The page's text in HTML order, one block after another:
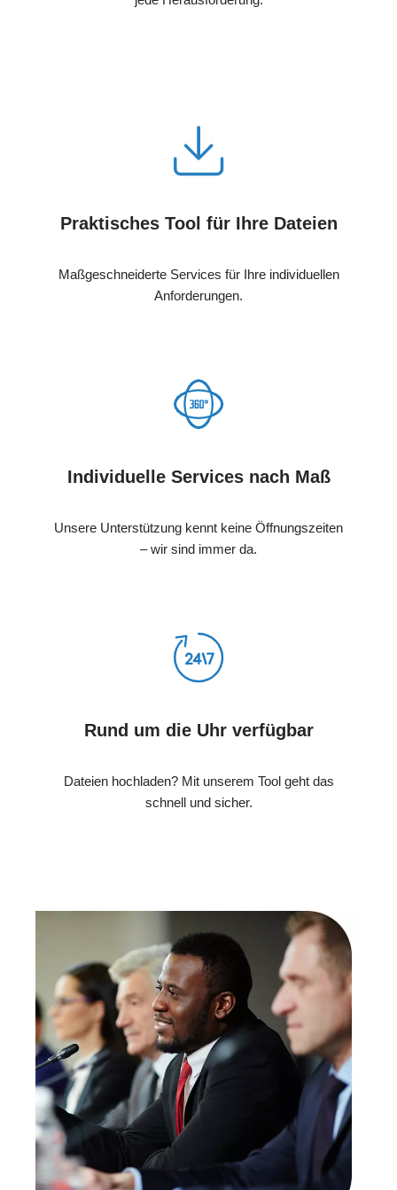
Praktisches Tool für Ihre Dateien
Maßgeschneiderte Services für Ihre individuellen
Anforderungen.
Individuelle Services nach Maß
Unsere Unterstützung kennt keine Öffnungszeiten
– wir sind immer da.
Rund um die Uhr verfügbar
Dateien hochladen? Mit unserem Tool geht das
schnell und sicher.